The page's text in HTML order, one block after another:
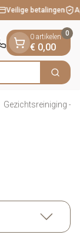
Veilige betalingen
Zoek
0 artikelen
€ 0,00
0
Gezichtsreiniging -